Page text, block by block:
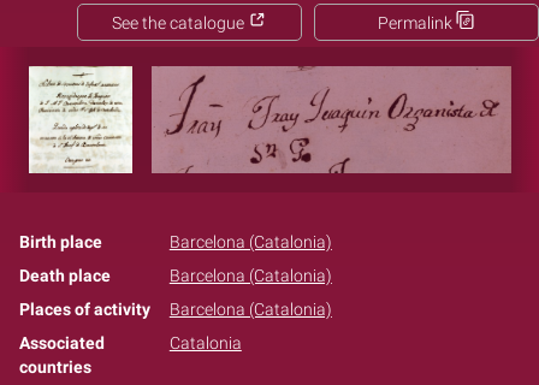
Permalink
See the catalogue
Birth place
Barcelona (Catalonia)
Death place
Barcelona (Catalonia)
Places of activity
Barcelona (Catalonia)
Associated
countries
Catalonia